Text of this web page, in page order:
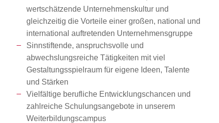
wertschätzende Unternehmenskultur und
gleichzeitig die Vorteile einer großen, national und
international auftretenden Unternehmensgruppe
Sinnstiftende, anspruchsvolle und
abwechslungsreiche Tätigkeiten mit viel
Gestaltungsspielraum für eigene Ideen, Talente
und Stärken
Vielfältige berufliche Entwicklungschancen und
zahlreiche Schulungsangebote in unserem
Weiterbildungscampus